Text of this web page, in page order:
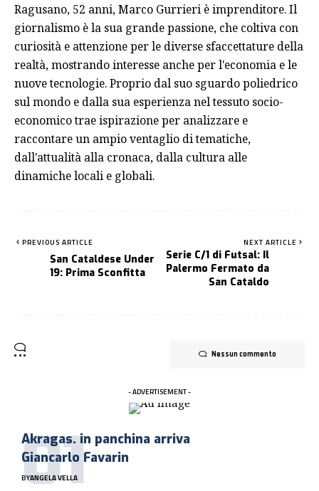
Ragusano, 52 anni, Marco Gurrieri è imprenditore. Il
giornalismo è la sua grande passione, che coltiva con
curiosità e attenzione per le diverse sfaccettature della
realtà, mostrando interesse anche per l'economia e le
nuove tecnologie. Proprio dal suo sguardo poliedrico
sul mondo e dalla sua esperienza nel tessuto socio-
economico trae ispirazione per analizzare e
raccontare un ampio ventaglio di tematiche,
dall'attualità alla cronaca, dalla cultura alle
dinamiche locali e globali.
PREVIOUS ARTICLE
San Cataldese Under
19: Prima Sconfitta
NEXT ARTICLE
Serie C/1 di Futsal: Il
Palermo Fermato da
San Cataldo
Nessun commento
- ADVERTISEMENT -
Akragas. in panchina arriva
Giancarlo Favarin
BYANGELA VELLA